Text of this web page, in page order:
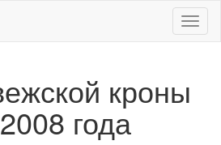
Меню
кроны
года